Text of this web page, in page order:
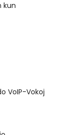
kun
VoIP-Vokoj